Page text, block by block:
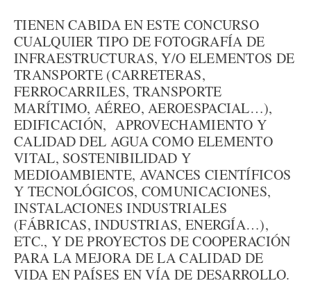
TIENEN CABIDA EN ESTE CONCURSO
CUALQUIER TIPO DE FOTOGRAFÍA DE
INFRAESTRUCTURAS, Y/O ELEMENTOS DE
TRANSPORTE (CARRETERAS,
FERROCARRILES, TRANSPORTE
MARÍTIMO, AÉREO, AEROESPACIAL…),
EDIFICACIÓN, APROVECHAMIENTO Y
CALIDAD DEL AGUA COMO ELEMENTO
VITAL, SOSTENIBILIDAD Y
MEDIOAMBIENTE, AVANCES CIENTÍFICOS
Y TECNOLÓGICOS, COMUNICACIONES,
INSTALACIONES INDUSTRIALES
(FÁBRICAS, INDUSTRIAS, ENERGÍA…),
ETC., Y DE PROYECTOS DE COOPERACIÓN
PARA LA MEJORA DE LA CALIDAD DE
VIDA EN PAÍSES EN VÍA DE DESARROLLO.